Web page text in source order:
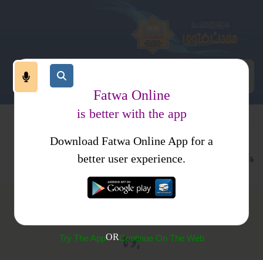
طلاق خلع کتب فتاوی فتاوی محمدیہ
(349) عدالت کی یک طرفہ ڈگری سے خلع واقع نہیں
ہوتا
Fatwa Online
is better with the app
Download Fatwa Online App for a
better user experience.
Try The AppORContinue On The Web